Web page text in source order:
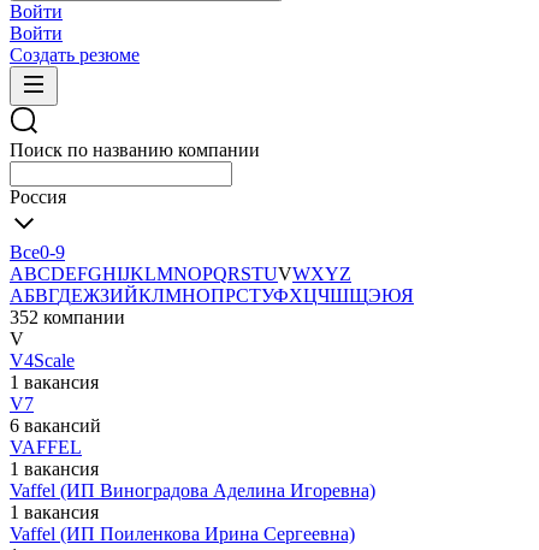
Войти
Войти
Создать резюме
Поиск по названию компании
Россия
Все0-9
ABCDEFGHIJKLMNOPQRSTUVWXYZ
АБВГДЕЖЗИЙКЛМНОПРСТУФХЦЧШЩЭЮЯ
352 компании
V
V4Scale
1 вакансия
V7
6 вакансий
VAFFEL
1 вакансия
Vaffel (ИП Виноградова Аделина Игоревна)
1 вакансия
Vaffel (ИП Поиленкова Ирина Сергеевна)